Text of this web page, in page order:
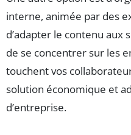
interne, animée par des
d’adapter le contenu aux
de se concentrer sur les
touchent vos
solution économique et
d’entreprise.